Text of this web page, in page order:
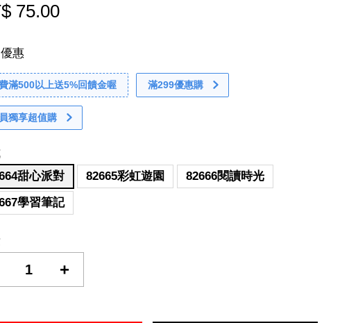
75.00
惠
滿500以上送5%回饋金喔 滿299優惠購
獨享超值購
甜心派對
82665彩虹遊園
82666閱讀時光
學習筆記
+